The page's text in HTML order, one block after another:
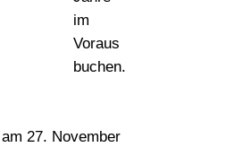
im
Voraus
buchen.
am 27. November